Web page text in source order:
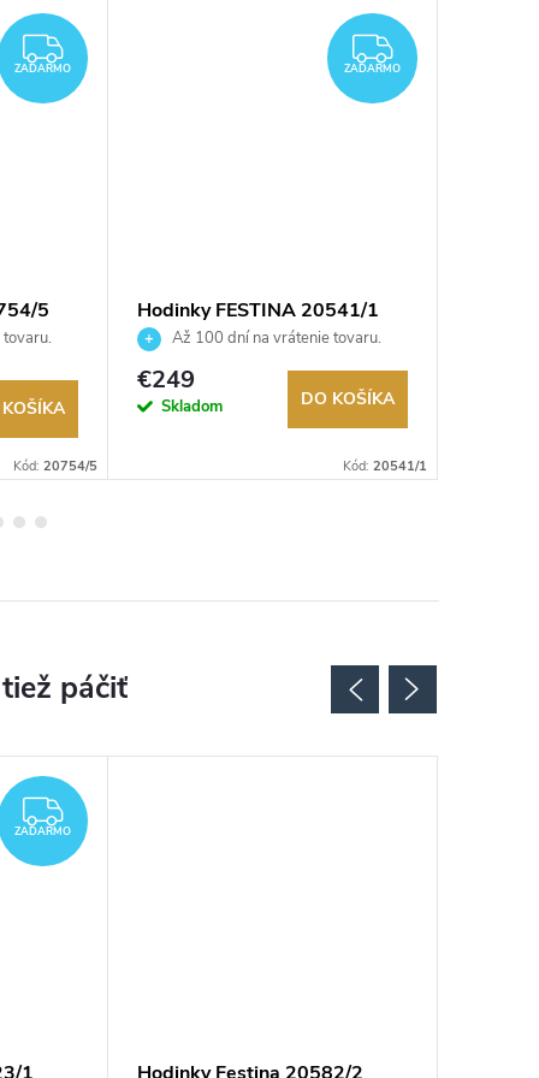
ZADARMO
ZADARMO
5
Kód: 20754/5
ZADARMO
ZADARMO
Hodinky FESTINA 20541/1
Až 100 dní na vrátenie tovaru.
Autorizovaný predajca.
€249
Skladom DO KOŠÍKA
Kód: 20541/1
ZADARMO
ZADARMO